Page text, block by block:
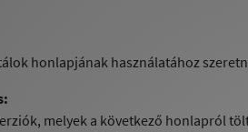
honlapjának használatához
melyek a következő honlapról